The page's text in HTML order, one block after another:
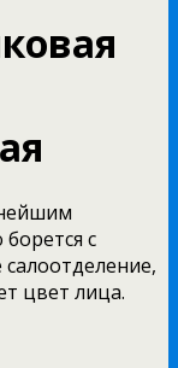
с
цвет лица.